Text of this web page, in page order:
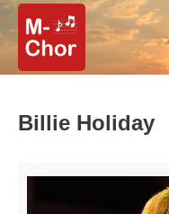
Zum
Inhalt
Billie Holiday